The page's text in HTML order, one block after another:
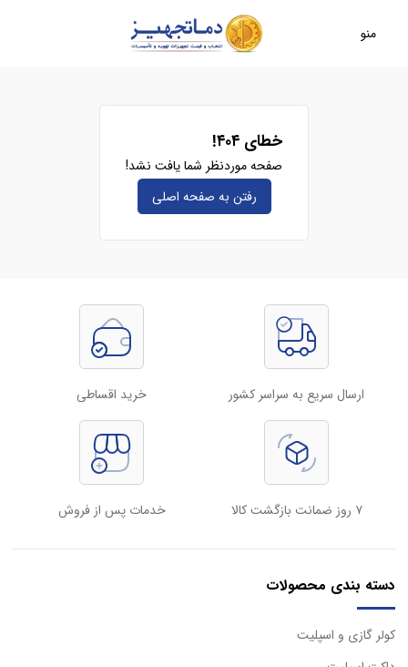
منو
خطای ۴۰۴!
صفحه موردنظر شما یافت نشد!
رفتن به صفحه‌ اصلی
ارسال سریع به سراسر کشور خرید اقساطی
۷ روز ضمانت بازگشت کالا خدمات پس از فروش
دسته بندی محصولات
كولر گازی و اسپليت